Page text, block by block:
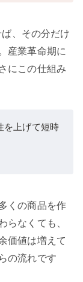
、その分だけ
産業革命期に
にこの仕組み
を上げて短時
くの商品を作
らなくても、
価値は増えて
の流れです